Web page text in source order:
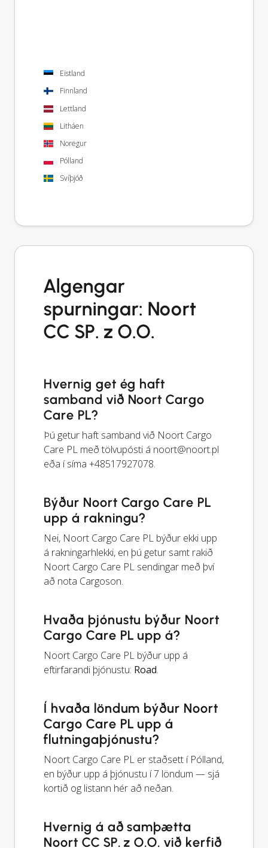
Eistland
Finnland
Lettland
Litháen
Noregur
Pólland
Svíþjóð
Algengar
spurningar: Noort
CC SP. z O.O.
Hvernig get ég haft
samband við Noort Cargo
Care PL?
Þú getur haft samband við Noort Cargo
Care PL með tölvupósti á noort@noort.pl
eða í síma +48517927078.
Býður Noort Cargo Care PL
upp á rakningu?
Nei, Noort Cargo Care PL býður ekki upp
á rakningarhlekki, en þú getur samt rakið
Noort Cargo Care PL sendingar með því
að nota Cargoson.
Hvaða þjónustu býður Noort
Cargo Care PL upp á?
Noort Cargo Care PL býður upp á
eftirfarandi þjónustu: Road.
Í hvaða löndum býður Noort
Cargo Care PL upp á
flutningaþjónustu?
Noort Cargo Care PL er staðsett í Pólland,
en býður upp á þjónustu í 7 löndum — sjá
kortið og listann hér að neðan.
Hvernig á að samþætta
Noort CC SP. z O.O. við kerfið